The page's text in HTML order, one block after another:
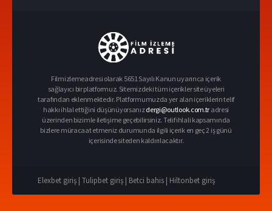
Filmizlemeadresi olarak 5651 Sayılı Kanun uyarınca içerik
sağlayıcı bir platformuz. Sitemizdeki tüm içerikler site üyeleri
tarafından eklenmektedir. Platformumuzda yer alan içeriklerin telif
hakkı ihlal ettiğini düşünüyorsanızdergi@outlook.com.tr adresi
üzerinden bizimle iletişime geçebilirsiniz. Telif ihlali kapsamında
bizlere müracaat etmeniz durumunda ilgili içerik en geç 2 iş günü
içerisinde siteden kaldırılacaktır.
Elexbet giriş | Tulipbet giriş | Betci bahis | Hiltonbet giriş